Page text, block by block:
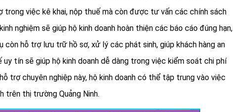
trong việc kê khai, nộp thuế mà còn được tư vấn các chính sách
nghiệm sẽ giúp hộ kinh doanh hoàn thiện các báo cáo đúng hạn,
còn hỗ trợ lưu trữ hồ sơ, xử lý các phát sinh, giúp khách hàng an
tín sẽ giúp hộ kinh doanh dễ dàng trong việc kiểm soát chi phí
trợ chuyên nghiệp này, hộ kinh doanh có thể tập trung vào việc
trên thị trường Quảng Ninh.